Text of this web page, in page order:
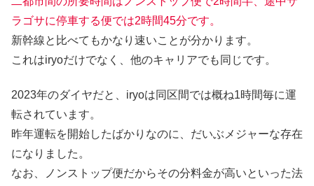
ラゴサに停車する便では2時間45分です。
新幹線と比べてもかなり速いことが分かります。
これはiryoだけでなく、他のキャリアでも同じです。
2023年のダイヤだと、iryoは同区間では概ね1時間毎に運
転されています。
昨年運転を開始したばかりなのに、だいぶメジャーな存在
になりました。
なお、ノンストップ便だからその分料金が高いといった法